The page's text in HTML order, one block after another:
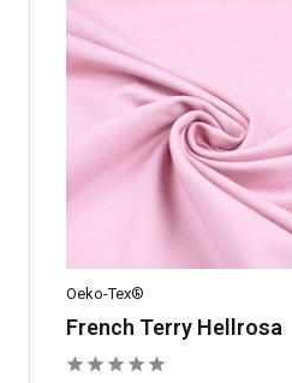
Oeko-Tex®
French Terry Hellrosa